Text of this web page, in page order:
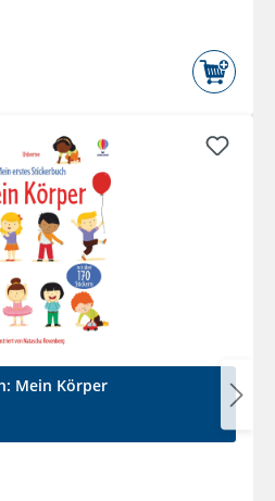
Mein Körper